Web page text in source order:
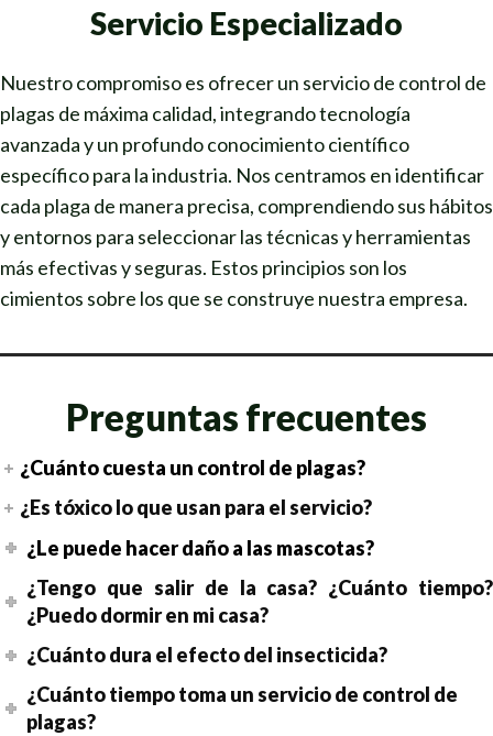
Servicio Especializado
Nuestro compromiso es ofrecer un servicio de control de
plagas de máxima calidad, integrando tecnología
avanzada y un profundo conocimiento científico
específico para la industria. Nos centramos en identificar
cada plaga de manera precisa, comprendiendo sus hábitos
y entornos para seleccionar las técnicas y herramientas
más efectivas y seguras. Estos principios son los
cimientos sobre los que se construye nuestra empresa.
Preguntas frecuentes
¿Cuánto cuesta un control de plagas?
¿Es tóxico lo que usan para el servicio?
¿Le puede hacer daño a las mascotas?
¿Tengo que salir de la casa? ¿Cuánto tiempo?
¿Puedo dormir en mi casa?
¿Cuánto dura el efecto del insecticida?
¿Cuánto tiempo toma un servicio de control de
plagas?